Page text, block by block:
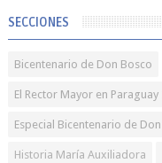
SECCIONES
Bicentenario de Don Bosco
El Rector Mayor en Paraguay
Especial Bicentenario de
Historia María Auxiliadora